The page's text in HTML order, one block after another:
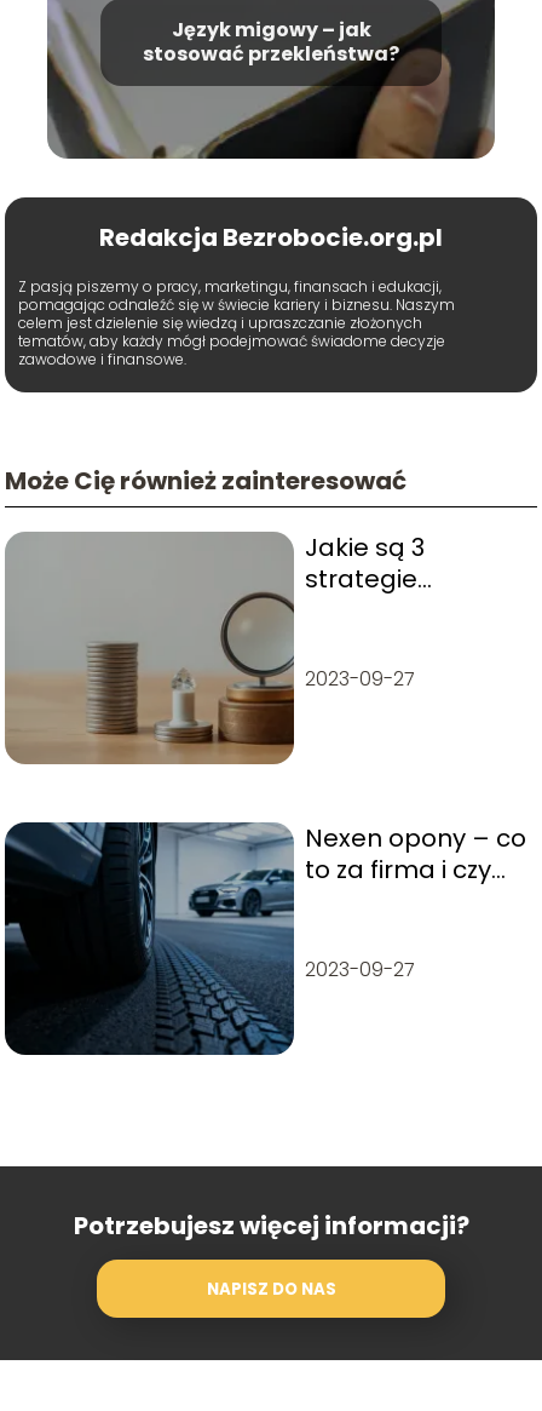
Język migowy – jak
stosować przekleństwa?
Redakcja Bezrobocie.org.pl
Z pasją piszemy o pracy, marketingu, finansach i edukacji,
pomagając odnaleźć się w świecie kariery i biznesu. Naszym
celem jest dzielenie się wiedzą i upraszczanie złożonych
tematów, aby każdy mógł podejmować świadome decyzje
zawodowe i finansowe.
Może Cię również zainteresować
Jakie są 3
strategie
Portera?
2023-09-27
Nexen opony – co
to za firma i czy
2023-09-27
Potrzebujesz więcej informacji?
NAPISZ DO NAS